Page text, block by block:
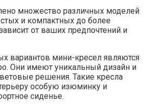
множество различных моделей
и компактных до более
от ваших предпочтений и
вариантов мини-кресел являются
Они имеют уникальный дизайн и
решения. Такие кресла
особую изюминку и
сиденье.